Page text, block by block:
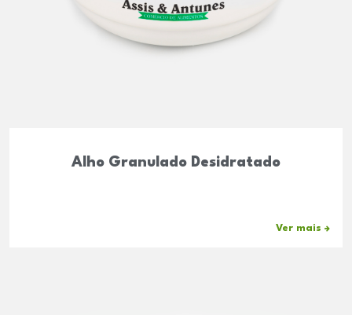
Alho Granulado Desidratado
Ver mais